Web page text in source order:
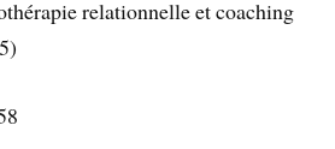
relationnelle et coaching